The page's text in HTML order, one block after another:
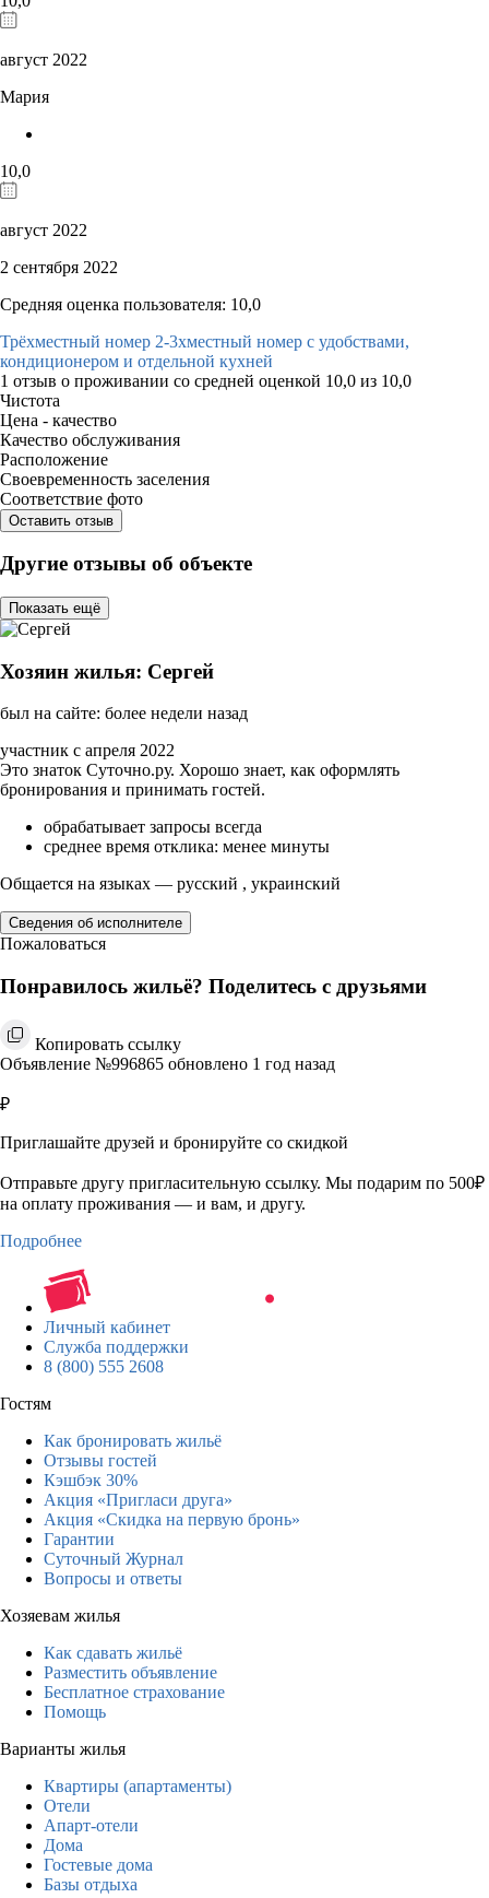
август 2022
Мария
10,0
август 2022
2 сентября 2022
Средняя оценка пользователя: 10,0
Трёхместный номер 2-3хместный номер с удобствами,
кондиционером и отдельной кухней
1 отзыв о проживании со средней оценкой 10,0 из 10,0
Чистота
Цена - качество
Качество обслуживания
Расположение
Своевременность заселения
Соответствие фото
Оставить отзыв
Другие отзывы об объекте
Показать ещё
Хозяин жилья: Сергей
был на сайте: более недели назад
участник с апреля 2022
Это знаток Суточно.ру. Хорошо знает, как оформлять
бронирования и принимать гостей.
обрабатывает запросы всегда
среднее время отклика: менее минуты
Общается на языках — русский , украинский
Сведения об исполнителе
Пожаловаться
Понравилось жильё? Поделитесь с друзьями
Копировать ссылку
Объявление №996865 обновлено 1 год назад
₽
Приглашайте друзей и бронируйте со скидкой
Отправьте другу пригласительную ссылку. Мы подарим по 500₽
на оплату проживания — и вам, и другу.
Подробнее
Личный кабинет
Служба поддержки
8 (800) 555 2608
Гостям
Как бронировать жильё
Отзывы гостей
Кэшбэк 30%
Акция «Пригласи друга»
Акция «Скидка на первую бронь»
Гарантии
Суточный Журнал
Вопросы и ответы
Хозяевам жилья
Как сдавать жильё
Разместить объявление
Бесплатное страхование
Помощь
Варианты жилья
Квартиры (апартаменты)
Отели
Апарт-отели
Дома
Гостевые дома
Базы отдыха